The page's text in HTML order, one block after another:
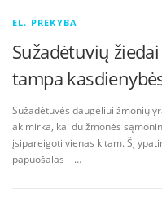
EL. PREKYBA
Sužadėtuvių
tampa
Sužadėtuvės daugeliui žmonių
akimirka, kai du žmonės
įsipareigoti vienas kitam. Šį
papuošalas – …